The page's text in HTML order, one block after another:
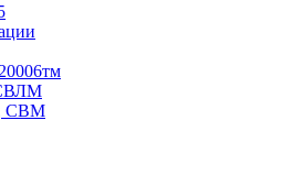
СВМ